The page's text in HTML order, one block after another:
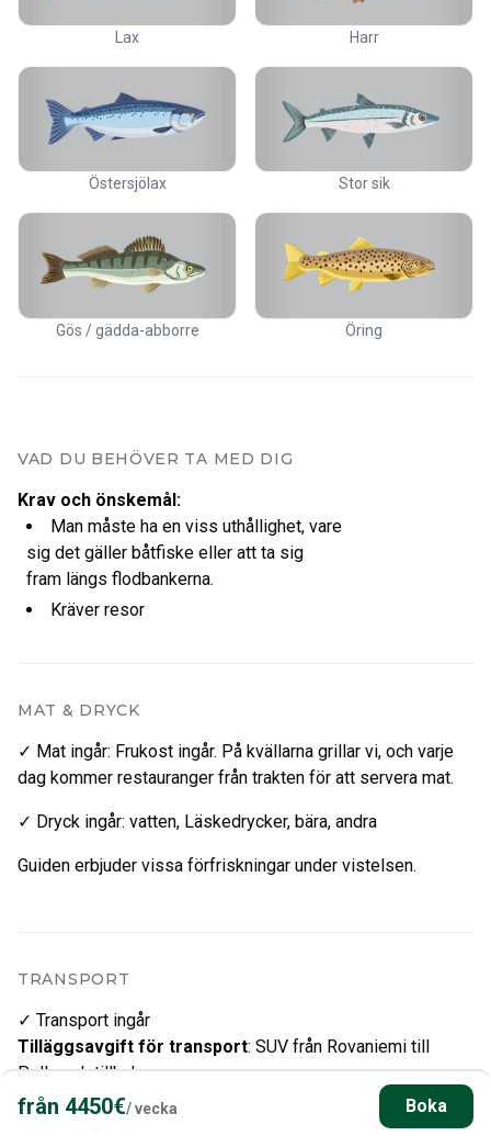
Lax Harr
Östersjölax Stor sik
Gös / gädda-abborre Öring
VAD DU BEHÖVER TA MED DIG
Krav och önskemål :
Man måste ha en viss uthållighet, vare
sig det gäller båtfiske eller att ta sig
fram längs flodbankerna.
Kräver resor
MAT & DRYCK
✓ Mat ingår: Frukost ingår. På kvällarna grillar vi, och varje
dag kommer restauranger från trakten för att servera mat.
✓ Dryck ingår: vatten, Läskedrycker, bära, andra
Guiden erbjuder vissa förfriskningar under vistelsen.
TRANSPORT
✓ Transport ingår
Tilläggsavgift för transport: SUV från Rovaniemi till
Pello och tillbaka
från 4450€/vecka Boka